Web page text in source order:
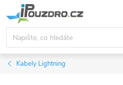
na
obsah
Kabely Lightning